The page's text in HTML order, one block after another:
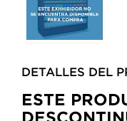
any
the
will
update
the
DETALLES DEL
ESTE